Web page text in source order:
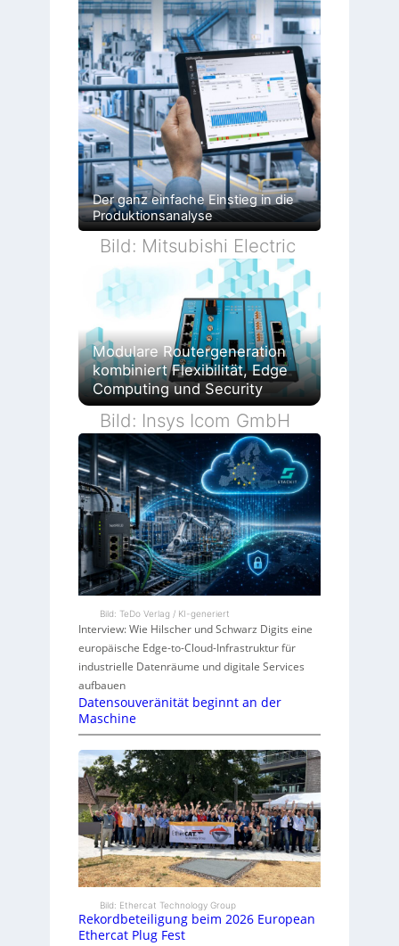
Der ganz einfache Einstieg in die
Produktionsanalyse
Bild: Mitsubishi Electric
Modulare Routergeneration
kombiniert Flexibilität, Edge
Computing und Security
Bild: Insys Icom GmbH
Bild: TeDo Verlag / KI-generiert
Interview: Wie Hilscher und Schwarz Digits eine
europäische Edge-to-Cloud-Infrastruktur für
industrielle Datenräume und digitale Services
aufbauen
Datensouveränität beginnt an der
Maschine
Bild: Ethercat Technology Group
Rekordbeteiligung beim 2026 European
Ethercat Plug Fest